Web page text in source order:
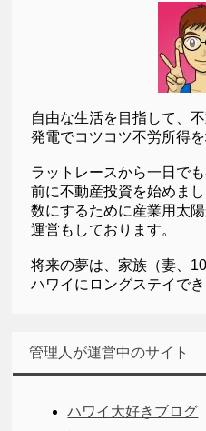
自由な生活を目指して、
発電でコツコツ不労所得
ラットレースから一日で
前に不動産投資を始めま
数にするために産業用太
運営もしております。
将来の夢は、家族（妻、
ハワイにロングステイで
管理人が運営中のサイト
ハワイ大好きブログ